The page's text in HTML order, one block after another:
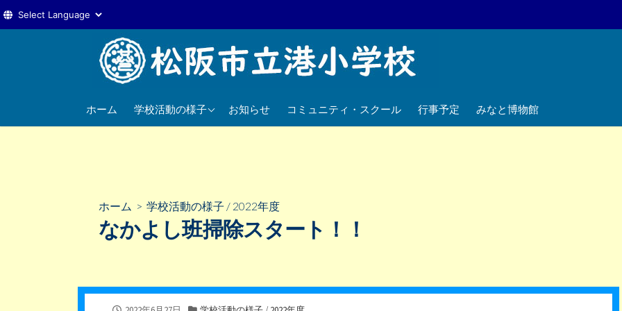
へ
ホーム 学校活動の様子
2025年度
お知らせ コミュニティ・スクール 行事予定 みなと博物館
ホーム > 学校活動の様子 / 2022年度
なかよし班掃除スタート！！
公
カ